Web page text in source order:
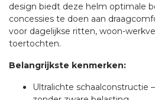
design biedt deze helm optimale
concessies te doen aan
voor dagelijkse ritten, woon-
toertochten.
Belangrijkste kenmerken:
Ultralichte schaalconstructie